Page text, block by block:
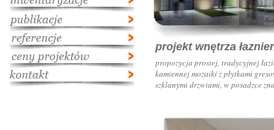
projekt wnętrza
propozycja prostej, tradycyjnej
kamiennej mozaiki z płytkami
szklanymi drzwiami, w posadzce